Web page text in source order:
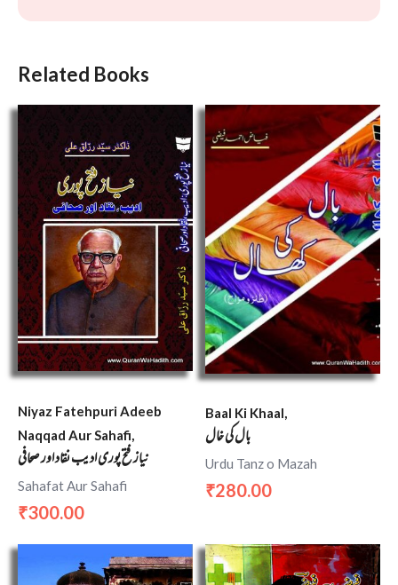
Related Books
Niyaz Fatehpuri Adeeb
Naqqad Aur Sahafi,
نیاز فتح پوری ادیب نقاد اور صحافی
Sahafat Aur Sahafi
₹300.00
Baal Ki Khaal,
بال کی خال
Urdu Tanz o Mazah
₹280.00